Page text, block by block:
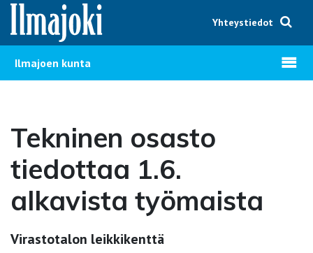
Hyppää sisältöön
Yhteystiedot
Ilmajoen kunta Avaa
Tekninen osasto
tiedottaa 1.6.
alkavista työmaista
Virastotalon leikkikenttä